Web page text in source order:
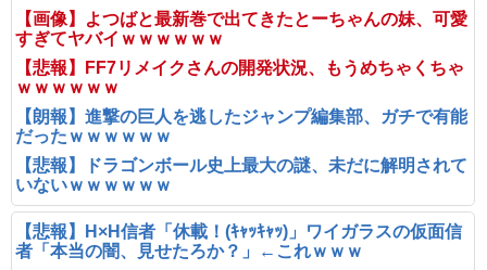
【画像】よつばと最新巻で出てきたとーちゃんの妹、可愛
すぎてヤバイｗｗｗｗｗｗ
【悲報】FF7リメイクさんの開発状況、もうめちゃくちゃ
ｗｗｗｗｗｗ
【朗報】進撃の巨人を逃したジャンプ編集部、ガチで有能
だったｗｗｗｗｗｗ
【悲報】ドラゴンボール史上最大の謎、未だに解明されて
いないｗｗｗｗｗｗ
【悲報】H×H信者「休載！(ｷｬｯｷｬｯ)」ワイガラスの仮面信
者「本当の闇、見せたろか？」←これｗｗｗ